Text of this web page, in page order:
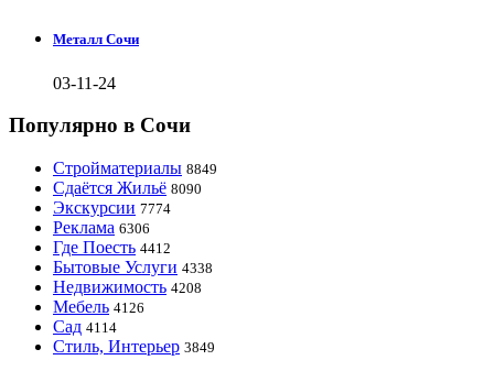
Металл Сочи
03-11-24
Популярно в Сочи
Стройматериалы 8849
Сдаётся Жильё 8090
Экскурсии 7774
Реклама 6306
Где Поесть 4412
Бытовые Услуги 4338
Недвижимость 4208
Мебель 4126
Сад 4114
Стиль, Интерьер 3849